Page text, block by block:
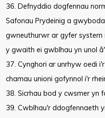
36. Defnyddio dogfennau
Safonau Prydeinig a
gwneuthurwr ar gyfer
y gwaith ei gwblhau yn unol
37. Cynghori ar unrhyw oedi
chamau unioni gofynnol i'r
38. Sicrhau bod y cwsmer
39. Cwblhau'r ddogfennaeth